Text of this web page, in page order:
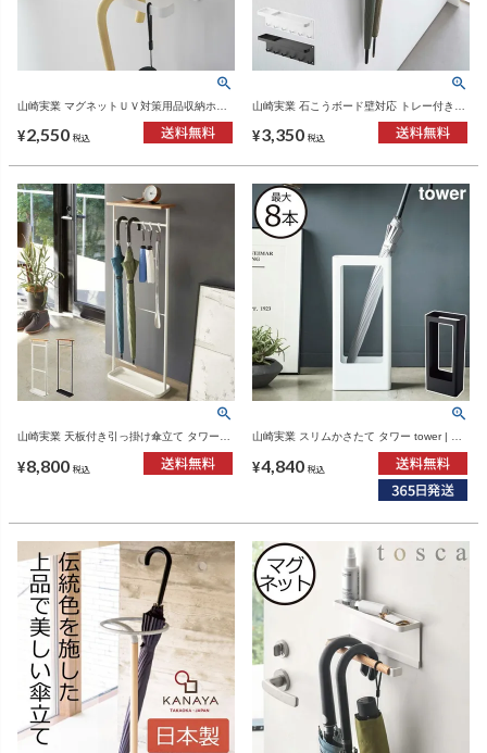
山崎実業 マグネットＵＶ対策用品収納ホル
ズ
¥2,550 税込
山崎実業 石こうボード壁対応 トレー付きア
雑貨・タワーシリーズ
¥3,350 税込
山崎実業 天板付き引っ掛け傘立て タワー
tower | インテリア雑貨・タワーシリーズ
¥8,800 税込
山崎実業 スリムかさたて タワー tower | イ
ンテリア雑貨・タワーシリーズ
¥4,840 税込